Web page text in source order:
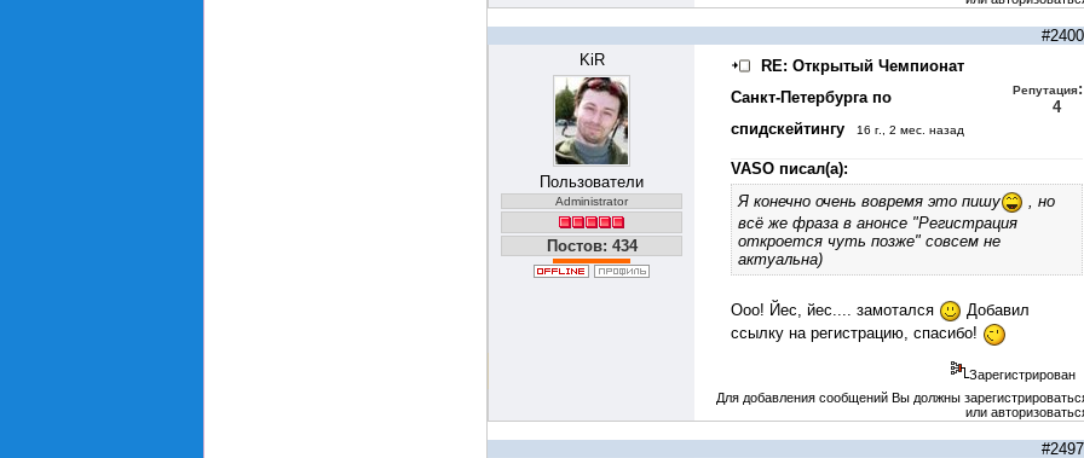
#2400
KiR
Пользователи
Administrator
Постов: 434
RE: Открытый Чемпионат
Санкт-Петербурга по
спидскейтингу
16 г., 2 мес. назад
Репутация:
4
VASO писал(а):
Я конечно очень вовремя это пишу
, но
всё же фраза в анонсе "Регистрация
откроется чуть позже" совсем не
актуальна)
Ооо! Йес, йес.... замотался
Добавил
ссылку на регистрацию, спасибо!
Зарегистрирован
Для добавления сообщений Вы должны
или
#2497